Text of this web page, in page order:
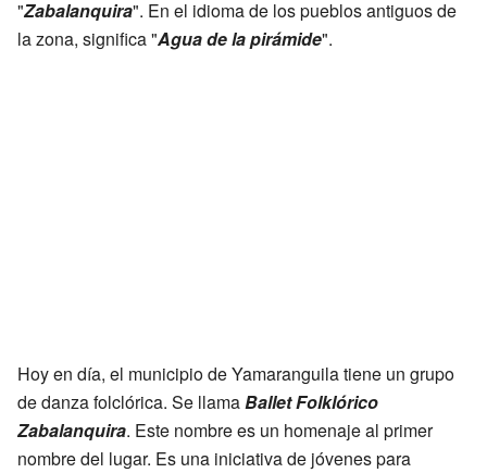
"Zabalanquira". En el idioma de los pueblos antiguos de
la zona, significa "Agua de la pirámide".
Hoy en día, el municipio de Yamaranguila tiene un grupo
de danza folclórica. Se llamaBallet Folklórico
Zabalanquira. Este nombre es un homenaje al primer
nombre del lugar. Es una iniciativa de jóvenes para